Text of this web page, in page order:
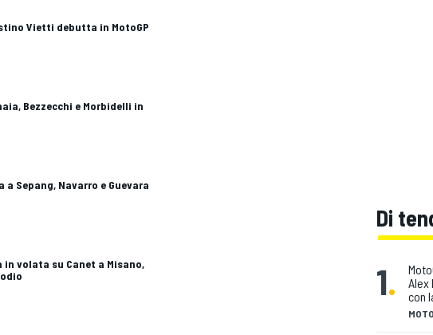
Vietti debutta in MotoGP
Bezzecchi e Morbidelli in
Sepang, Navarro e Guevara
volata su Canet a Misano,
Di
1.
Alex
con